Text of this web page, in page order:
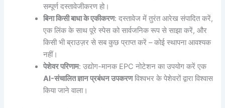
सम्पूर्ण दस्तावेजीकरण हो।
बिना किसी बाधा के एकीकरण: दस्तावेज में तुरंत आरेख संपादित करें,
एक लिंक के साथ पूरे स्पेस को सार्वजनिक रूप से साझा करें, और
किसी भी ब्राउज़र से सब कुछ प्राप्त करें – कोई स्थापना आवश्यक
नहीं।
पेशेवर परिणाम: उद्योग-मानक EPC नोटेशन का उपयोग करें एक
AI-संचालित ज्ञान प्रबंधन उपकरणविश्वभर के पेशेवरों द्वारा विश्वास
किया जाने वाला।